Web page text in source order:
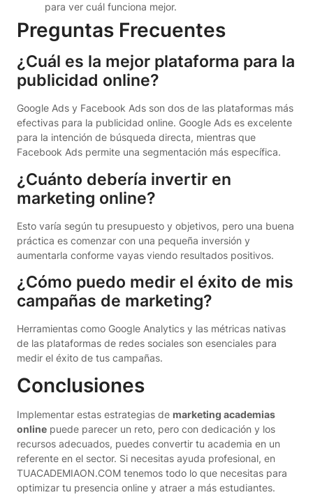
para ver cuál funciona mejor.
Preguntas Frecuentes
¿Cuál es la mejor plataforma para la
publicidad online?
Google Ads y Facebook Ads son dos de las plataformas más
efectivas para la publicidad online. Google Ads es excelente
para la intención de búsqueda directa, mientras que
Facebook Ads permite una segmentación más específica.
¿Cuánto debería invertir en
marketing online?
Esto varía según tu presupuesto y objetivos, pero una buena
práctica es comenzar con una pequeña inversión y
aumentarla conforme vayas viendo resultados positivos.
¿Cómo puedo medir el éxito de mis
campañas de marketing?
Herramientas como Google Analytics y las métricas nativas
de las plataformas de redes sociales son esenciales para
medir el éxito de tus campañas.
Conclusiones
Implementar estas estrategias de marketing academias
online puede parecer un reto, pero con dedicación y los
recursos adecuados, puedes convertir tu academia en un
referente en el sector. Si necesitas ayuda profesional, en
TUACADEMIAON.COM tenemos todo lo que necesitas para
optimizar tu presencia online y atraer a más estudiantes.